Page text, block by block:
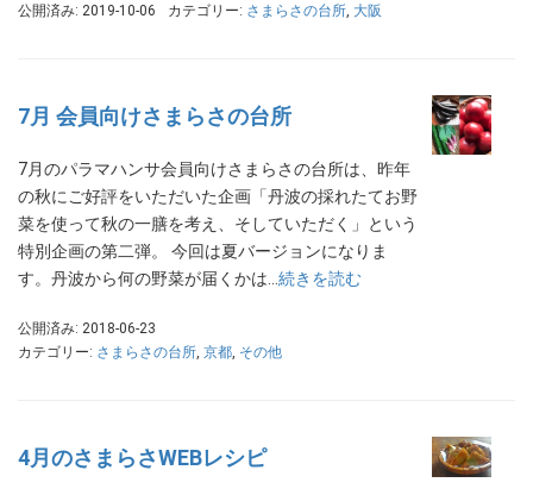
公開済み: 2019-10-06 カテゴリー: さまらさの台所, 大阪
7月 会員向けさまらさの台所
7月のパラマハンサ会員向けさまらさの台所は、昨年
の秋にご好評をいただいた企画「丹波の採れたてお野
菜を使って秋の一膳を考え、そしていただく」という
特別企画の第二弾。 今回は夏バージョンになりま
す。丹波から何の野菜が届くかは… 続きを読む
公開済み: 2018-06-23
カテゴリー: さまらさの台所, 京都, その他
4月のさまらさWEBレシピ